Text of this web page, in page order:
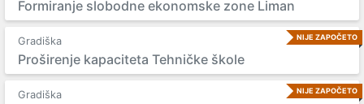
Formiranje slobodne ekonomske zone Liman
NIJE ZAPOČETO
Gradiška
Proširenje kapaciteta Tehničke škole
NIJE ZAPOČETO
Gradiška